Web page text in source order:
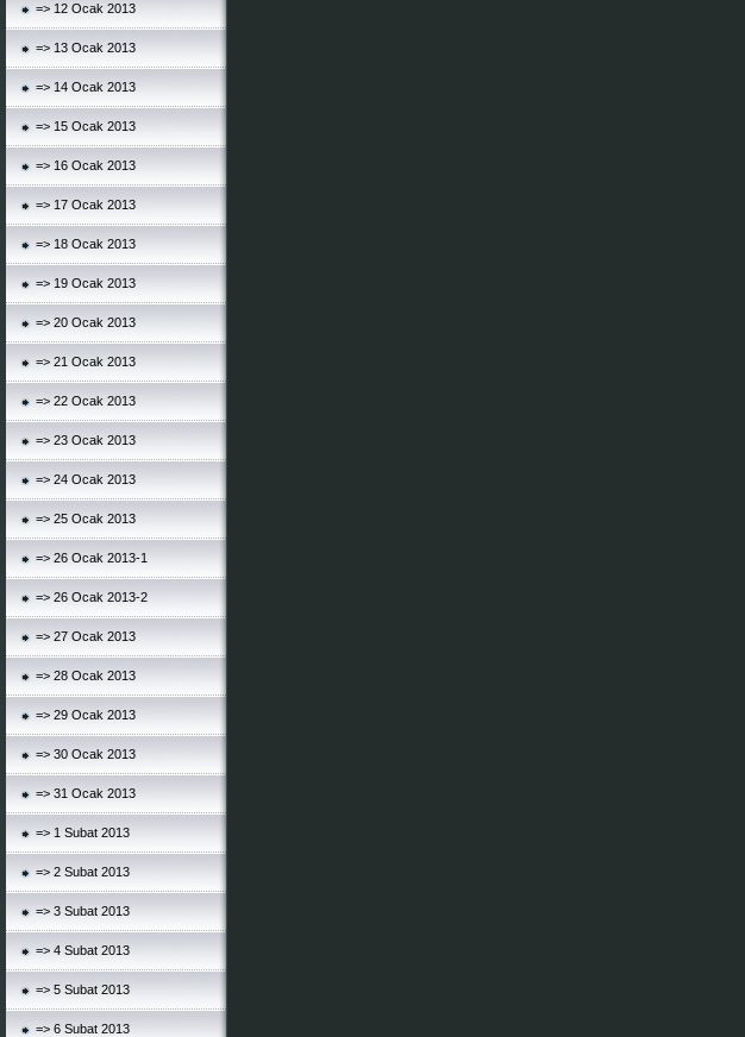
=> 12 Ocak 2013
=> 13 Ocak 2013
=> 14 Ocak 2013
=> 15 Ocak 2013
=> 16 Ocak 2013
=> 17 Ocak 2013
=> 18 Ocak 2013
=> 19 Ocak 2013
=> 20 Ocak 2013
=> 21 Ocak 2013
=> 22 Ocak 2013
=> 23 Ocak 2013
=> 24 Ocak 2013
=> 25 Ocak 2013
=> 26 Ocak 2013-1
=> 26 Ocak 2013-2
=> 27 Ocak 2013
=> 28 Ocak 2013
=> 29 Ocak 2013
=> 30 Ocak 2013
=> 31 Ocak 2013
=> 1 Subat 2013
=> 2 Subat 2013
=> 3 Subat 2013
=> 4 Subat 2013
=> 5 Subat 2013
=> 6 Subat 2013